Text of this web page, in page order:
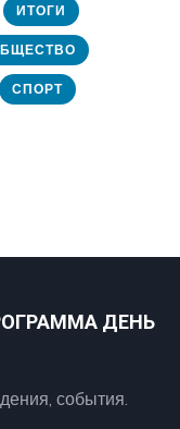
ИТОГИ
СПОРТ
ДЕНЬ
события.